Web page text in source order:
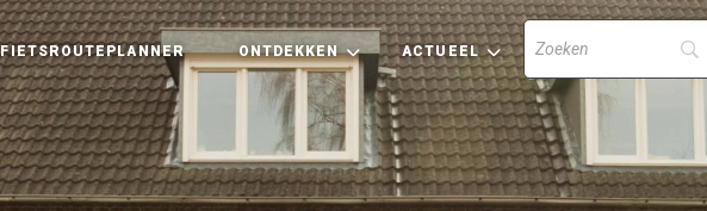
FIETSROUTEPLANNER ONTDEKKEN ACTUEEL